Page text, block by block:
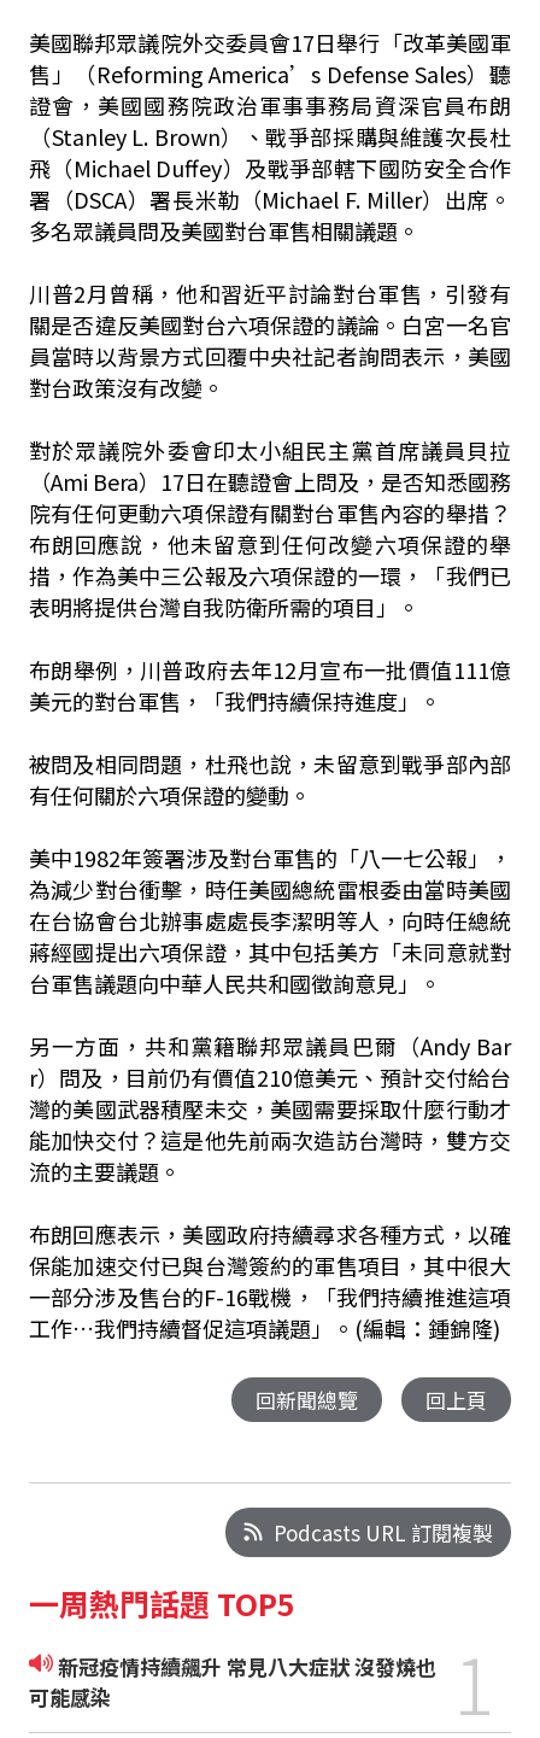
美國聯邦眾議院外交委員會17日舉行「改革美國軍
售」（Reforming America’s Defense Sales）聽
證會，美國國務院政治軍事事務局資深官員布朗
（Stanley L. Brown）、戰爭部採購與維護次長杜
飛（Michael Duffey）及戰爭部轄下國防安全合作
署（DSCA）署長米勒（Michael F. Miller）出席。
多名眾議員問及美國對台軍售相關議題。
川普2月曾稱，他和習近平討論對台軍售，引發有
關是否違反美國對台六項保證的議論。白宮一名官
員當時以背景方式回覆中央社記者詢問表示，美國
對台政策沒有改變。
對於眾議院外委會印太小組民主黨首席議員貝拉
（Ami Bera）17日在聽證會上問及，是否知悉國務
院有任何更動六項保證有關對台軍售內容的舉措？
布朗回應說，他未留意到任何改變六項保證的舉
措，作為美中三公報及六項保證的一環，「我們已
表明將提供台灣自我防衛所需的項目」。
布朗舉例，川普政府去年12月宣布一批價值111億
美元的對台軍售，「我們持續保持進度」。
被問及相同問題，杜飛也說，未留意到戰爭部內部
有任何關於六項保證的變動。
美中1982年簽署涉及對台軍售的「八一七公報」，
為減少對台衝擊，時任美國總統雷根委由當時美國
在台協會台北辦事處處長李潔明等人，向時任總統
蔣經國提出六項保證，其中包括美方「未同意就對
台軍售議題向中華人民共和國徵詢意見」。
另一方面，共和黨籍聯邦眾議員巴爾（Andy Bar
r）問及，目前仍有價值210億美元、預計交付給台
灣的美國武器積壓未交，美國需要採取什麼行動才
能加快交付？這是他先前兩次造訪台灣時，雙方交
流的主要議題。
布朗回應表示，美國政府持續尋求各種方式，以確
保能加速交付已與台灣簽約的軍售項目，其中很大
一部分涉及售台的F-16戰機，「我們持續推進這項
工作…我們持續督促這項議題」。(編輯：鍾錦隆)
回新聞總覽 回上頁
Podcasts URL 訂閱複製
一周熱門話題 TOP5
新冠疫情持續飆升 常見八大症狀 沒發燒也
可能感染
1